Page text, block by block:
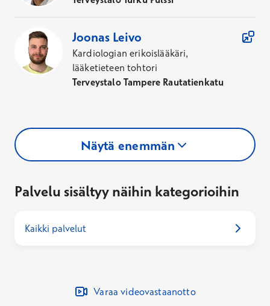
Joonas Leivo
Kardiologian erikoislääkäri,
lääketieteen tohtori
Terveystalo Tampere Rautatienkatu
Näytä enemmän
Palvelu sisältyy näihin kategorioihin
Kaikki palvelut
Varaa videovastaanotto